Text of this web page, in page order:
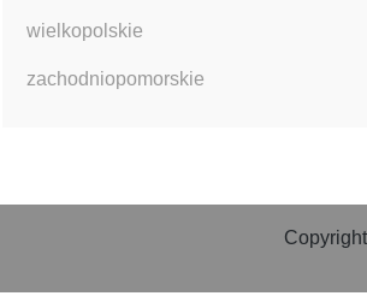
wielkopolskie
zachodniopomorskie